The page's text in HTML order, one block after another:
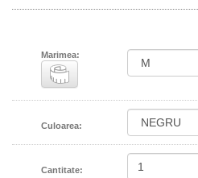
Marimea:
Culoarea:
Cantitate: